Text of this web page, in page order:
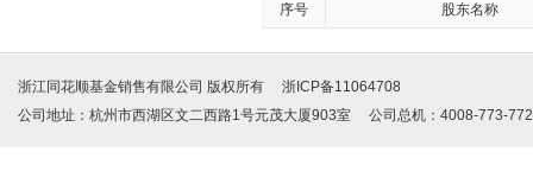
序号 股东名称
浙江同花顺基金销售有限公司 版权所有 浙ICP备11064708
公司地址：杭州市西湖区文二西路1号元茂大厦903室 公司总机：4008-773-772